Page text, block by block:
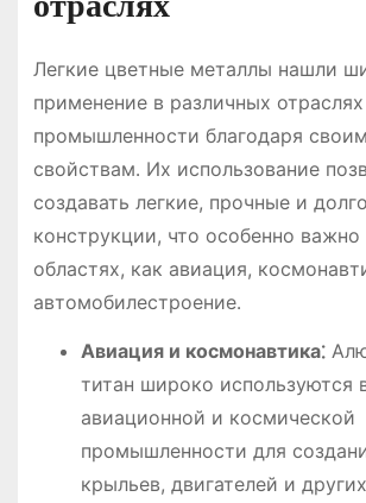
Легкие цветные металлы нашли
применение в различных отраслях
промышленности благодаря
свойствам․ Их использование
создавать легкие, прочные и
конструкции, что особенно важно
областях, как авиация,
автомобилестроение․
Авиация и космонавтика⁚
титан широко используются
авиационной и космической
промышленности для
крыльев, двигателей и